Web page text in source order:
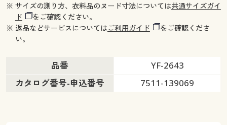
※ サイズの測り方、衣料品のヌード寸法については共通サイズガイ
ド
をご確認ください。
※ 返品などサービスについてはご利用ガイド
をご確認くださ
い。
品番
YF-2643
カタログ番号-申込番号
7511-139069